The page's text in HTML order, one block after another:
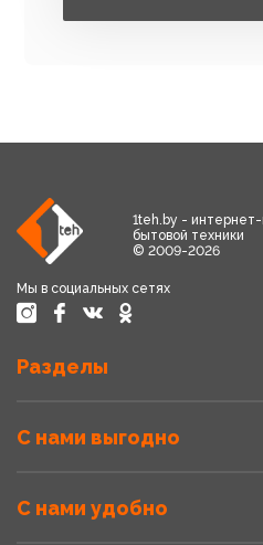
1teh.by - интернет-
бытовой техники
© 2009-2026
Мы в социальных сетях
Разделы
С нами выгодно
С нами удобно